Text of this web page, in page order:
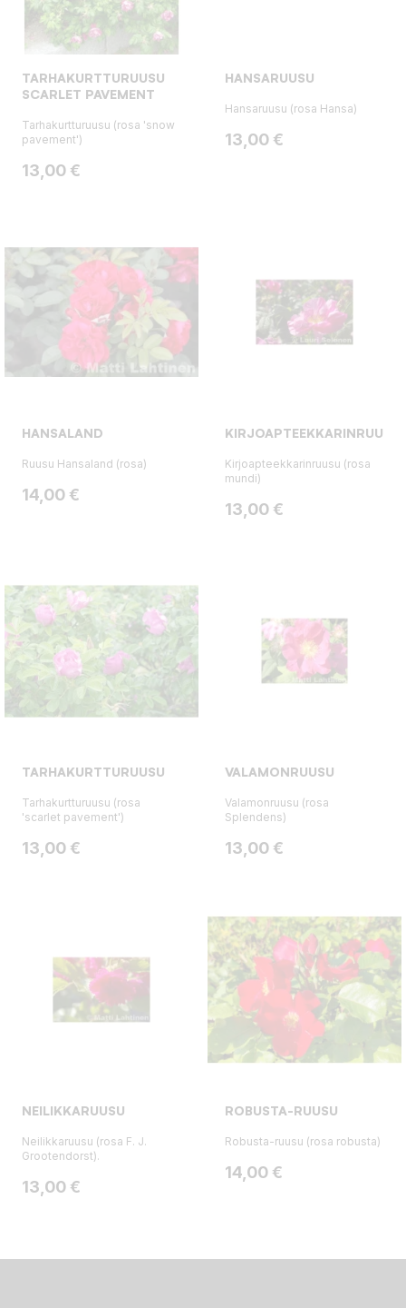
TARHAKURTTURUUSU
SCARLET PAVEMENT
Tarhakurtturuusu (rosa 'snow
pavement')
Hinta
13,00 €
HANSARUUSU
Hansaruusu (rosa Hansa)
Hinta
13,00 €
HANSALAND
Ruusu Hansaland (rosa)
Hinta
14,00 €
KIRJOAPTEEKKARINRUUSU
Kirjoapteekkarinruusu (rosa
mundi)
Hinta
13,00 €
TARHAKURTTURUUSU
Tarhakurtturuusu (rosa
'scarlet pavement')
Hinta
13,00 €
VALAMONRUUSU
Valamonruusu (rosa
Splendens)
Hinta
13,00 €
NEILIKKARUUSU
Neilikkaruusu (rosa F. J.
Grootendorst).
Hinta
13,00 €
ROBUSTA-RUUSU
Robusta-ruusu (rosa robusta)
Hinta
14,00 €